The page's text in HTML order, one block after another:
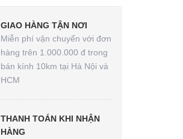
GIAO HÀNG TẬN NƠI
Miễn phí vận chuyển với đơn
hàng trên 1.000.000 đ trong
bán kính 10km tại Hà Nội và
HCM
THANH TOÁN KHI NHẬN
HÀNG